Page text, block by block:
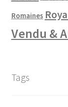
Romaines
Vendu &
Tags